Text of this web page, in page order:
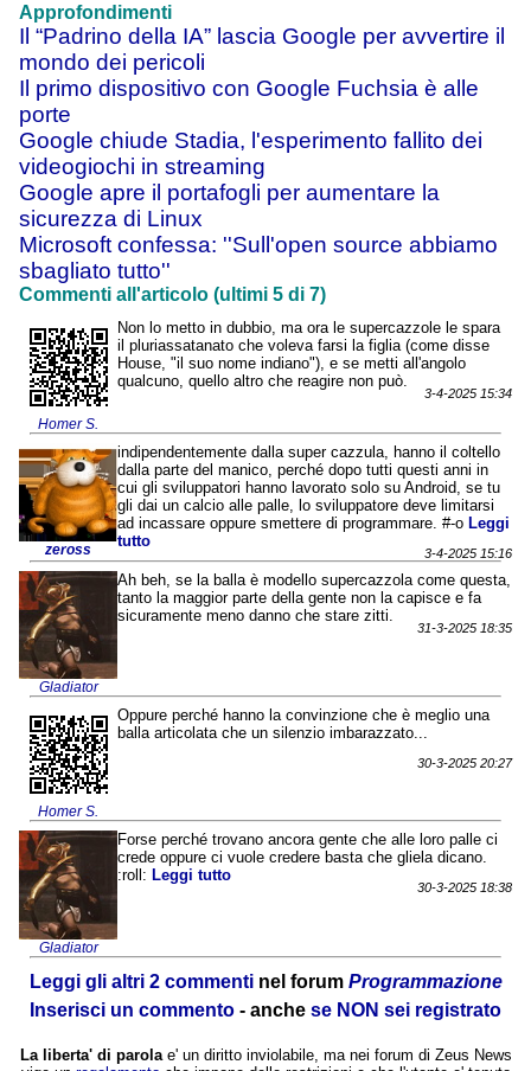
Approfondimenti
Il “Padrino della IA” lascia Google per avvertire il
mondo dei pericoli
Il primo dispositivo con Google Fuchsia è alle
porte
Google chiude Stadia, l'esperimento fallito dei
videogiochi in streaming
Google apre il portafogli per aumentare la
sicurezza di Linux
Microsoft confessa: ''Sull'open source abbiamo
sbagliato tutto''
Commenti all'articolo (ultimi 5 di 7)
Homer S.
Non lo metto in dubbio, ma ora le supercazzole le spara
il pluriassatanato che voleva farsi la figlia (come disse
House, "il suo nome indiano"), e se metti all'angolo
qualcuno, quello altro che reagire non può.
3-4-2025 15:34
zeross
indipendentemente dalla super cazzula, hanno il coltello
dalla parte del manico, perché dopo tutti questi anni in
cui gli sviluppatori hanno lavorato solo su Android, se tu
gli dai un calcio alle palle, lo sviluppatore deve limitarsi
ad incassare oppure smettere di programmare. #-oLeggi
tutto
3-4-2025 15:16
Gladiator
Ah beh, se la balla è modello supercazzola come questa,
tanto la maggior parte della gente non la capisce e fa
sicuramente meno danno che stare zitti.
31-3-2025 18:35
Homer S.
Oppure perché hanno la convinzione che è meglio una
balla articolata che un silenzio imbarazzato...
30-3-2025 20:27
Gladiator
Forse perché trovano ancora gente che alle loro palle ci
crede oppure ci vuole credere basta che gliela dicano.
:roll: Leggi tutto
30-3-2025 18:38
Leggi gli altri 2 commentinel forum Programmazione
Inserisci un commento - anche se NON sei registrato
La liberta' di parolae' un diritto inviolabile, ma nei forum di Zeus News